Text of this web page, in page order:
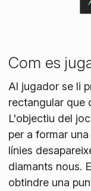
Com es
Al jugador se li
rectangular que
L'objectiu del
per a formar
línies
diamants nous.
obtindre una